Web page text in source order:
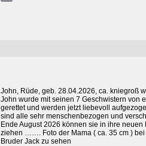
John, Rüde, geb. 28.04.2026, ca. kniegroß
John wurde mit seinen 7 Geschwistern von
gerettet und werden jetzt liebevoll
sind alle sehr menschenbezogen und
Ende August 2026 können sie in ihre neuen
ziehen ……. Foto der Mama ( ca. 35 cm ) bei
Bruder Jack zu sehen